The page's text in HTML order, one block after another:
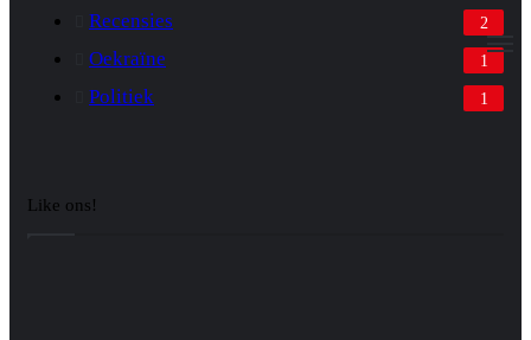
Recensies 2
Oekraïne 1
Politiek 1
Like ons!